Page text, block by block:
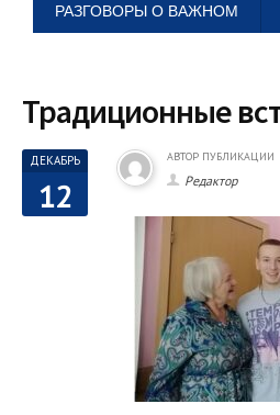
РАЗГОВОРЫ О ВАЖНОМ
Традиционные
ДЕКАБРЬ
12
АВТОР ПУБЛИКАЦИИ
Редактор